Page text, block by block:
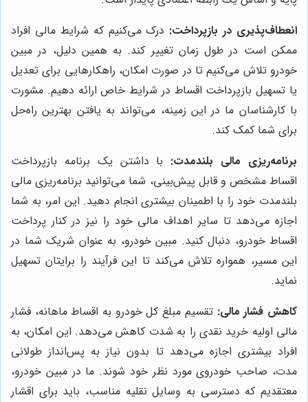
انعطاف‌پذیری در بازپرداخت: درک می‌کنیم که شرایط مالی افراد
ممکن است در طول زمان تغییر کند. به همین دلیل، در مبین
خودرو تلاش می‌کنیم تا در صورت امکان، راهکارهایی برای تعدیل
یا تسهیل بازپرداخت اقساط در شرایط خاص ارائه دهیم. مشورت
با کارشناسان ما در این زمینه، می‌تواند به یافتن بهترین راه‌حل
برای شما کمک کند.
برنامه‌ریزی مالی بلندمدت: با داشتن یک برنامه بازپرداخت
اقساط مشخص و قابل پیش‌بینی، شما می‌توانید برنامه‌ریزی مالی
بلندمدت خود را با اطمینان بیشتری انجام دهید. این امر، به شما
اجازه می‌دهد تا سایر اهداف مالی خود را نیز در کنار پرداخت
اقساط خودرو، دنبال کنید. مبین خودرو، به عنوان شریک شما در
این مسیر، همواره تلاش می‌کند تا این فرآیند را برایتان تسهیل
نماید.
کاهش فشار مالی: تقسیم مبلغ کل خودرو به اقساط ماهانه، فشار
مالی اولیه خرید نقدی را به شدت کاهش می‌دهد. این امکان، به
افراد بیشتری اجازه می‌دهد تا بدون نیاز به پس‌انداز طولانی
مدت، صاحب خودروی مورد نظر خود شوند. ما در مبین خودرو،
معتقدیم که دسترسی به وسایل نقلیه مناسب، باید برای اقشار